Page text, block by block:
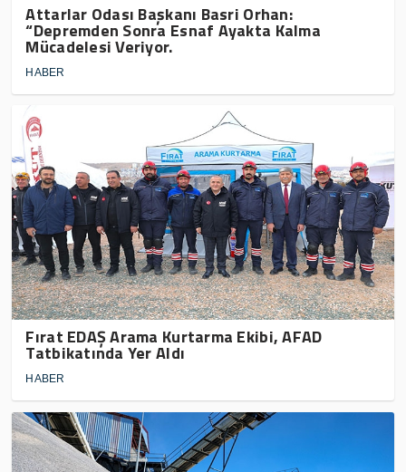
Attarlar Odası Başkanı Basri Orhan:
“Depremden Sonra Esnaf Ayakta Kalma
Mücadelesi Veriyor.
HABER
Fırat EDAŞ Arama Kurtarma Ekibi, AFAD
Tatbikatında Yer Aldı
HABER